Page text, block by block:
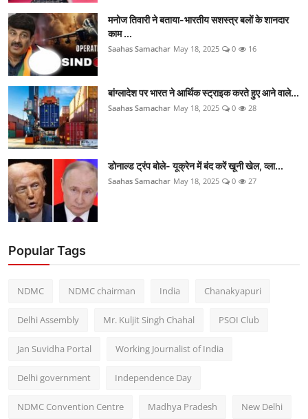
मनोज तिवारी ने बताया-भारतीय सशस्त्र बलों के शानदार
काम ...
Saahas Samachar May 18, 2025 0 16
बांग्लादेश पर भारत ने आर्थिक स्ट्राइक करते हुए आने वाले...
Saahas Samachar May 18, 2025 0 28
डोनाल्ड ट्रंप बोले- यूक्रेन में बंद करें खूनी खेल, व्ला...
Saahas Samachar May 18, 2025 0 27
Popular Tags
NDMC NDMC chairman India Chanakyapuri
Delhi Assembly Mr. Kuljit Singh Chahal PSOI Club
Jan Suvidha Portal Working Journalist of India
Delhi government Independence Day
NDMC Convention Centre Madhya Pradesh New Delhi